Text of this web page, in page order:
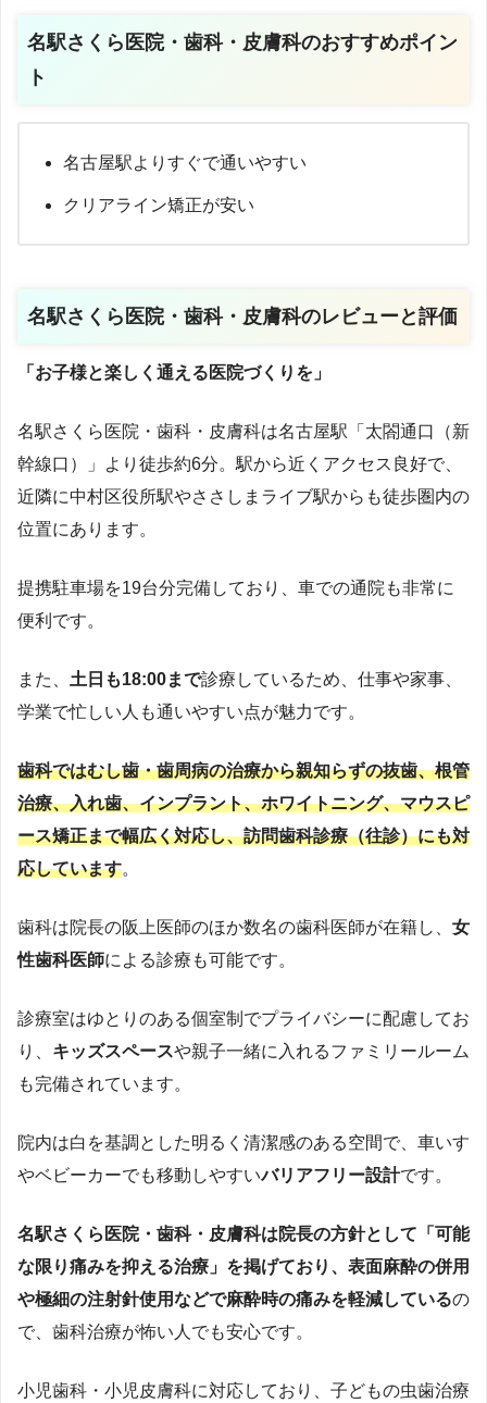
名駅さくら医院・歯科・皮膚科のおすすめポイン
ト
名古屋駅よりすぐで通いやすい
クリアライン矯正が安い
名駅さくら医院・歯科・皮膚科のレビューと評価
「お子様と楽しく通える医院づくりを」
名駅さくら医院・歯科・皮膚科は名古屋駅「太閤通口（新
幹線口）」より徒歩約6分。駅から近くアクセス良好で、
近隣に中村区役所駅やささしまライブ駅からも徒歩圏内の
位置にあります。
提携駐車場を19台分完備しており、車での通院も非常に
便利です。
また、 土日も18:00まで診療しているため、仕事や家事、
学業で忙しい人も通いやすい点が魅力です。
歯科ではむし歯・歯周病の治療から親知らずの抜歯、根管
治療、入れ歯、インプラント、ホワイトニング、マウスピ
ース矯正まで幅広く対応し、訪問歯科診療（往診）にも対
応しています​。
歯科は院長の阪上医師のほか数名の歯科医師が在籍し、 女
性歯科医師による診療も可能です​。
診療室はゆとりのある個室制でプライバシーに配慮してお
り、 キッズスペースや親子一緒に入れるファミリールーム
も完備されています​。
院内は白を基調とした明るく清潔感のある空間で、車いす
やベビーカーでも移動しやすいバリアフリー設計です​。
名駅さくら医院・歯科・皮膚科は院長の方針として「可能
な限り痛みを抑える治療」を掲げており、表面麻酔の併用
や極細の注射針使用などで麻酔時の痛みを軽減している​の
で、歯科治療が怖い人でも安心です​。
小児歯科・小児皮膚科に対応しており、子どもの虫歯治療